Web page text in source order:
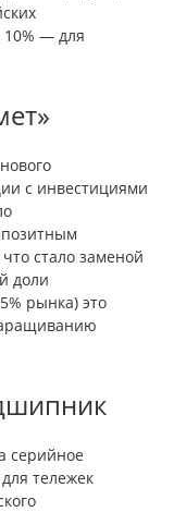
10% — для
с инвестициями
стало заменой
доли
рынка) это
серийное
тележек